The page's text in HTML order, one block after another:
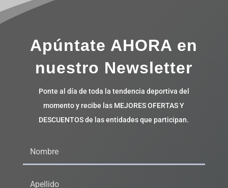
Apúntate AHORA en
nuestro Newsletter
Ponte al día de toda la tendencia deportiva del
momento y recibe las MEJORES OFERTAS Y
DESCUENTOS de las entidades que participan.